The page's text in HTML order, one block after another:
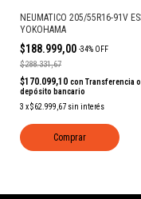
NEUMATICO 205/55R16-91V
YOKOHAMA
$188.999,00 -34% OFF
$288.331,67
$170.099,10 con Transferencia o
depósito bancario
3 x$62.999,67 sin interés
Comprar